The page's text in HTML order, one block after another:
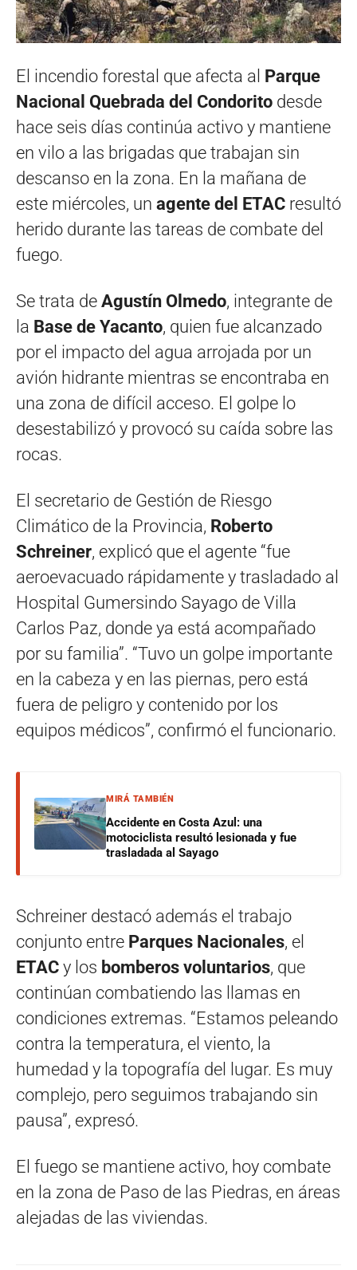
El incendio forestal que afecta al Parque
Nacional Quebrada del Condorito desde
hace seis días continúa activo y mantiene
en vilo a las brigadas que trabajan sin
descanso en la zona. En la mañana de
este miércoles, un agente del ETAC resultó
herido durante las tareas de combate del
fuego.
Se trata de Agustín Olmedo, integrante de
la Base de Yacanto, quien fue alcanzado
por el impacto del agua arrojada por un
avión hidrante mientras se encontraba en
una zona de difícil acceso. El golpe lo
desestabilizó y provocó su caída sobre las
rocas.
El secretario de Gestión de Riesgo
Climático de la Provincia, Roberto
Schreiner, explicó que el agente “fue
aeroevacuado rápidamente y trasladado al
Hospital Gumersindo Sayago de Villa
Carlos Paz, donde ya está acompañado
por su familia”. “Tuvo un golpe importante
en la cabeza y en las piernas, pero está
fuera de peligro y contenido por los
equipos médicos”, confirmó el funcionario.
MIRÁ TAMBIÉN
Accidente en Costa Azul: una
motociclista resultó lesionada y fue
trasladada al Sayago
Schreiner destacó además el trabajo
conjunto entre Parques Nacionales, el
ETAC y los bomberos voluntarios, que
continúan combatiendo las llamas en
condiciones extremas. “Estamos peleando
contra la temperatura, el viento, la
humedad y la topografía del lugar. Es muy
complejo, pero seguimos trabajando sin
pausa”, expresó.
El fuego se mantiene activo, hoy combate
en la zona de Paso de las Piedras, en áreas
alejadas de las viviendas.